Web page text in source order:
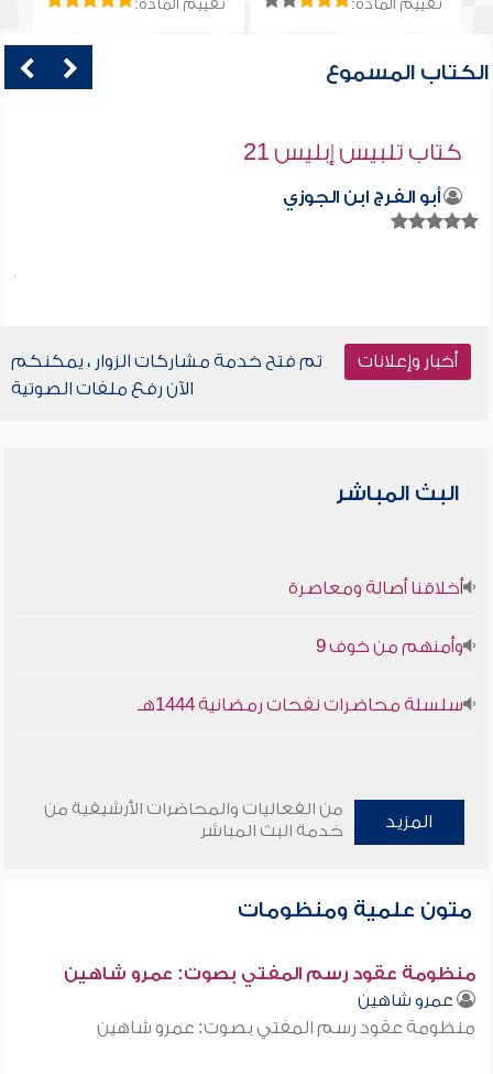
تقييم المادة: تقييم المادة:
الكتاب المسموع
كتاب تلبيس إبليس 21
أبو الفرج ابن الجوزي
أخبار وإعلانات
تم فتح خدمة مشاركات الزوار ، يمكنكم
الآن رفع ملفات الصوتية
البث المباشر
أخلاقنا أصالة ومعاصرة
وأمنهم من خوف 9
سلسلة محاضرات نفحات رمضانية 1444هـ
المزيد
من الفعاليات والمحاضرات الأرشيفية من
خدمة البث المباشر
متون علمية ومنظومات
منظومة عقود رسم المفتي بصوت: عمرو شاهين
عمرو شاهين
منظومة عقود رسم المفتي بصوت: عمرو شاهين